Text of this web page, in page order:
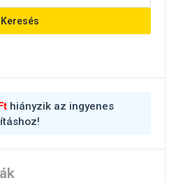
Keresés
hiányzik az ingyenes